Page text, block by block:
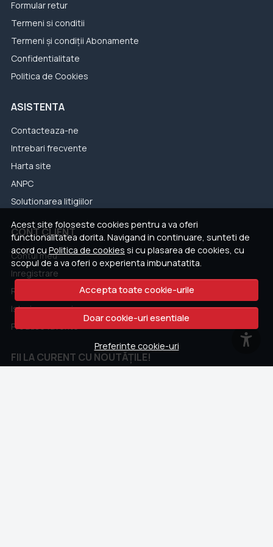
Acest site foloseste cookies pentru a va oferi
functionalitatea dorita. Navigand in continuare, sunteti de
acord cu Politica de cookies si cu plasarea de cookies, cu
scopul de a va oferi o experienta imbunatatita.
Accepta toate cookie-urile
Doar cookie-uri esentiale
Preferinte cookie-uri
Formular retur
Termeni si conditii
Termeni și condiții Abonamente
Confidentialitate
Politica de Cookies
ASISTENTA
Contacteaza-ne
Intrebari frecvente
Harta site
ANPC
Solutionarea litigiilor
CONT CLIENT
Contul meu
Inregistrare
Recuperare parola
Istoric comenzi
Produse favorite
FII LA CURENT CU NOUTĂȚILE!